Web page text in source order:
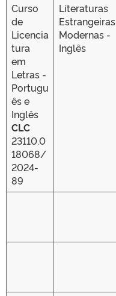
Curso
de
Licencia
tura
em
Letras -
Portugu
ês e
Inglês
CLC
23110.0
18068/
2024-
89
Líteraturas
Estrangeiras
Modernas -
Inglês